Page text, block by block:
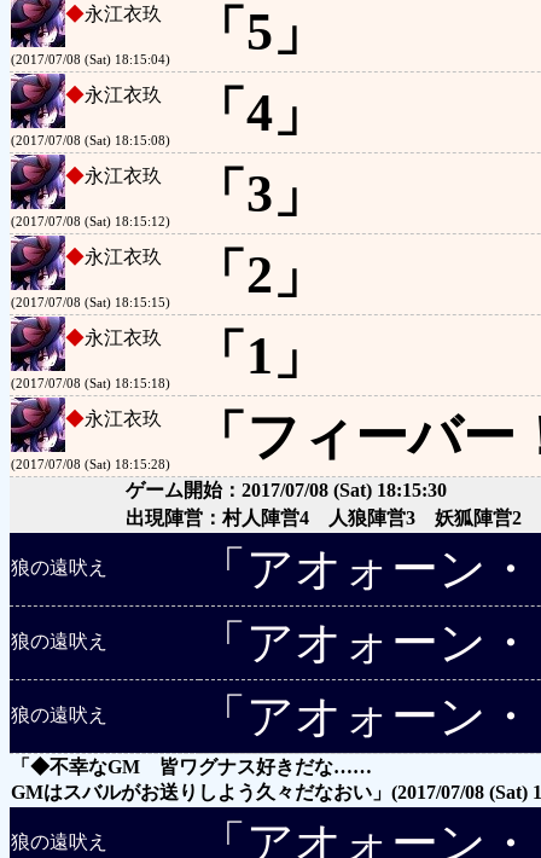
◆永江衣玖
(2017/07/08 (Sat) 18:15:04) 「5」
◆永江衣玖
(2017/07/08 (Sat) 18:15:08) 「4」
◆永江衣玖
(2017/07/08 (Sat) 18:15:12) 「3」
◆永江衣玖
(2017/07/08 (Sat) 18:15:15) 「2」
◆永江衣玖
(2017/07/08 (Sat) 18:15:18) 「1」
◆永江衣玖
(2017/07/08 (Sat) 18:15:28) 「フィーバー
ゲーム開始：2017/07/08 (Sat) 18:15:30
出現陣営：村人陣営4 人狼陣営3 妖狐陣営2
狼の遠吠え 「アオォーン
狼の遠吠え 「アオォーン
狼の遠吠え 「アオォーン
「◆不幸なGM 皆ワグナス好きだな……
GMはスバルがお送りしよう久々だなおい」 (2017/07/08 (Sat)
狼の遠吠え 「アオォーン